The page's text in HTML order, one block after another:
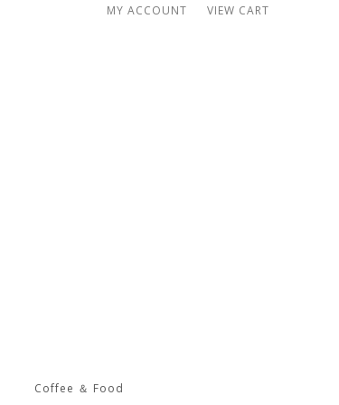
MY ACCOUNT VIEW CART
Coffee ＆ Food